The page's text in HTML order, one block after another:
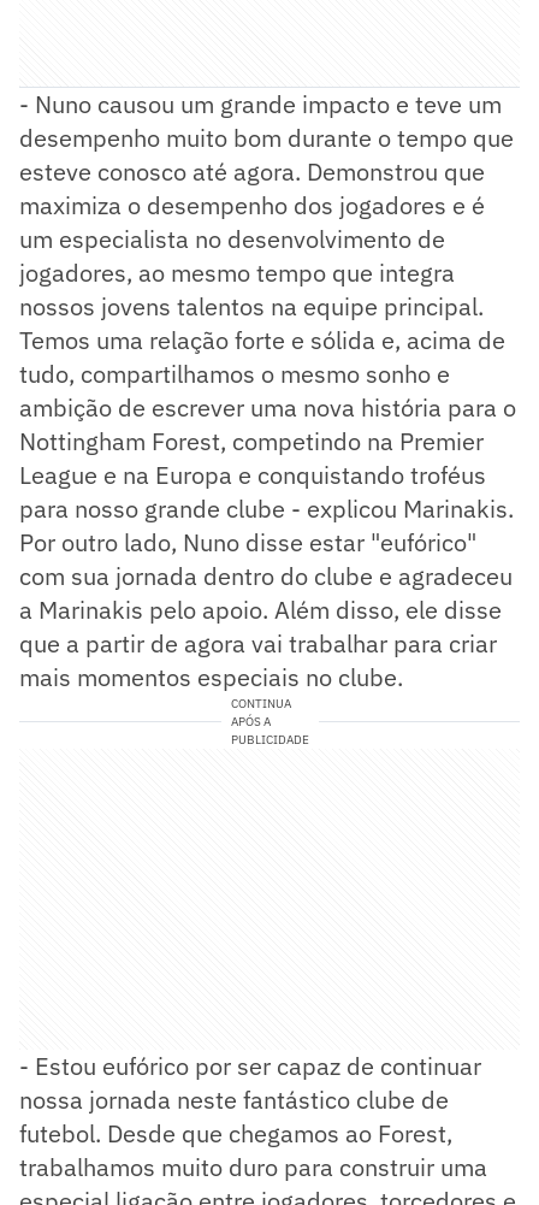
- Nuno causou um grande impacto e teve um
desempenho muito bom durante o tempo que
esteve conosco até agora. Demonstrou que
maximiza o desempenho dos jogadores e é
um especialista no desenvolvimento de
jogadores, ao mesmo tempo que integra
nossos jovens talentos na equipe principal.
Temos uma relação forte e sólida e, acima de
tudo, compartilhamos o mesmo sonho e
ambição de escrever uma nova história para o
Nottingham Forest, competindo na Premier
League e na Europa e conquistando troféus
para nosso grande clube - explicou Marinakis.
Por outro lado, Nuno disse estar "eufórico"
com sua jornada dentro do clube e agradeceu
a Marinakis pelo apoio. Além disso, ele disse
que a partir de agora vai trabalhar para criar
mais momentos especiais no clube.
CONTINUA
APÓS A
PUBLICIDADE
- Estou eufórico por ser capaz de continuar
nossa jornada neste fantástico clube de
futebol. Desde que chegamos ao Forest,
trabalhamos muito duro para construir uma